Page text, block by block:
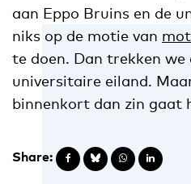
aan Eppo Bruins en de
niks op de motie van
te doen. Dan trekken we
universitaire eiland.
binnenkort dan zin gaat
Share: